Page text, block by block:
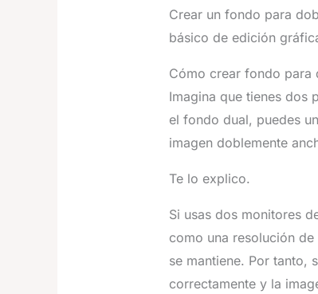
Crear un fondo para
básico de edición
Cómo crear fondo para
Imagina que tienes dos
el fondo dual, puedes
imagen doblemente
Te lo explico.
Si usas dos monitores
como una resolución
se mantiene. Por tanto,
correctamente y la